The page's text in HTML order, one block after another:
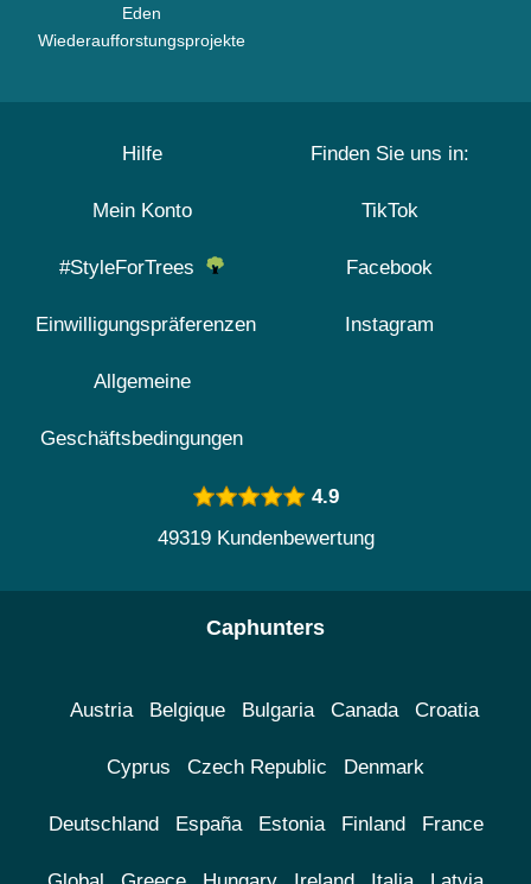
Eden
Wiederaufforstungsprojekte
Hilfe
Mein Konto
#StyleForTrees
Einwilligungspräferenzen
Allgemeine
Geschäftsbedingungen
Finden Sie uns in:
TikTok
Facebook
Instagram
4.9
49319 Kundenbewertung
Caphunters
Austria Belgique Bulgaria Canada Croatia
Cyprus Czech Republic Denmark
Deutschland España Estonia Finland France